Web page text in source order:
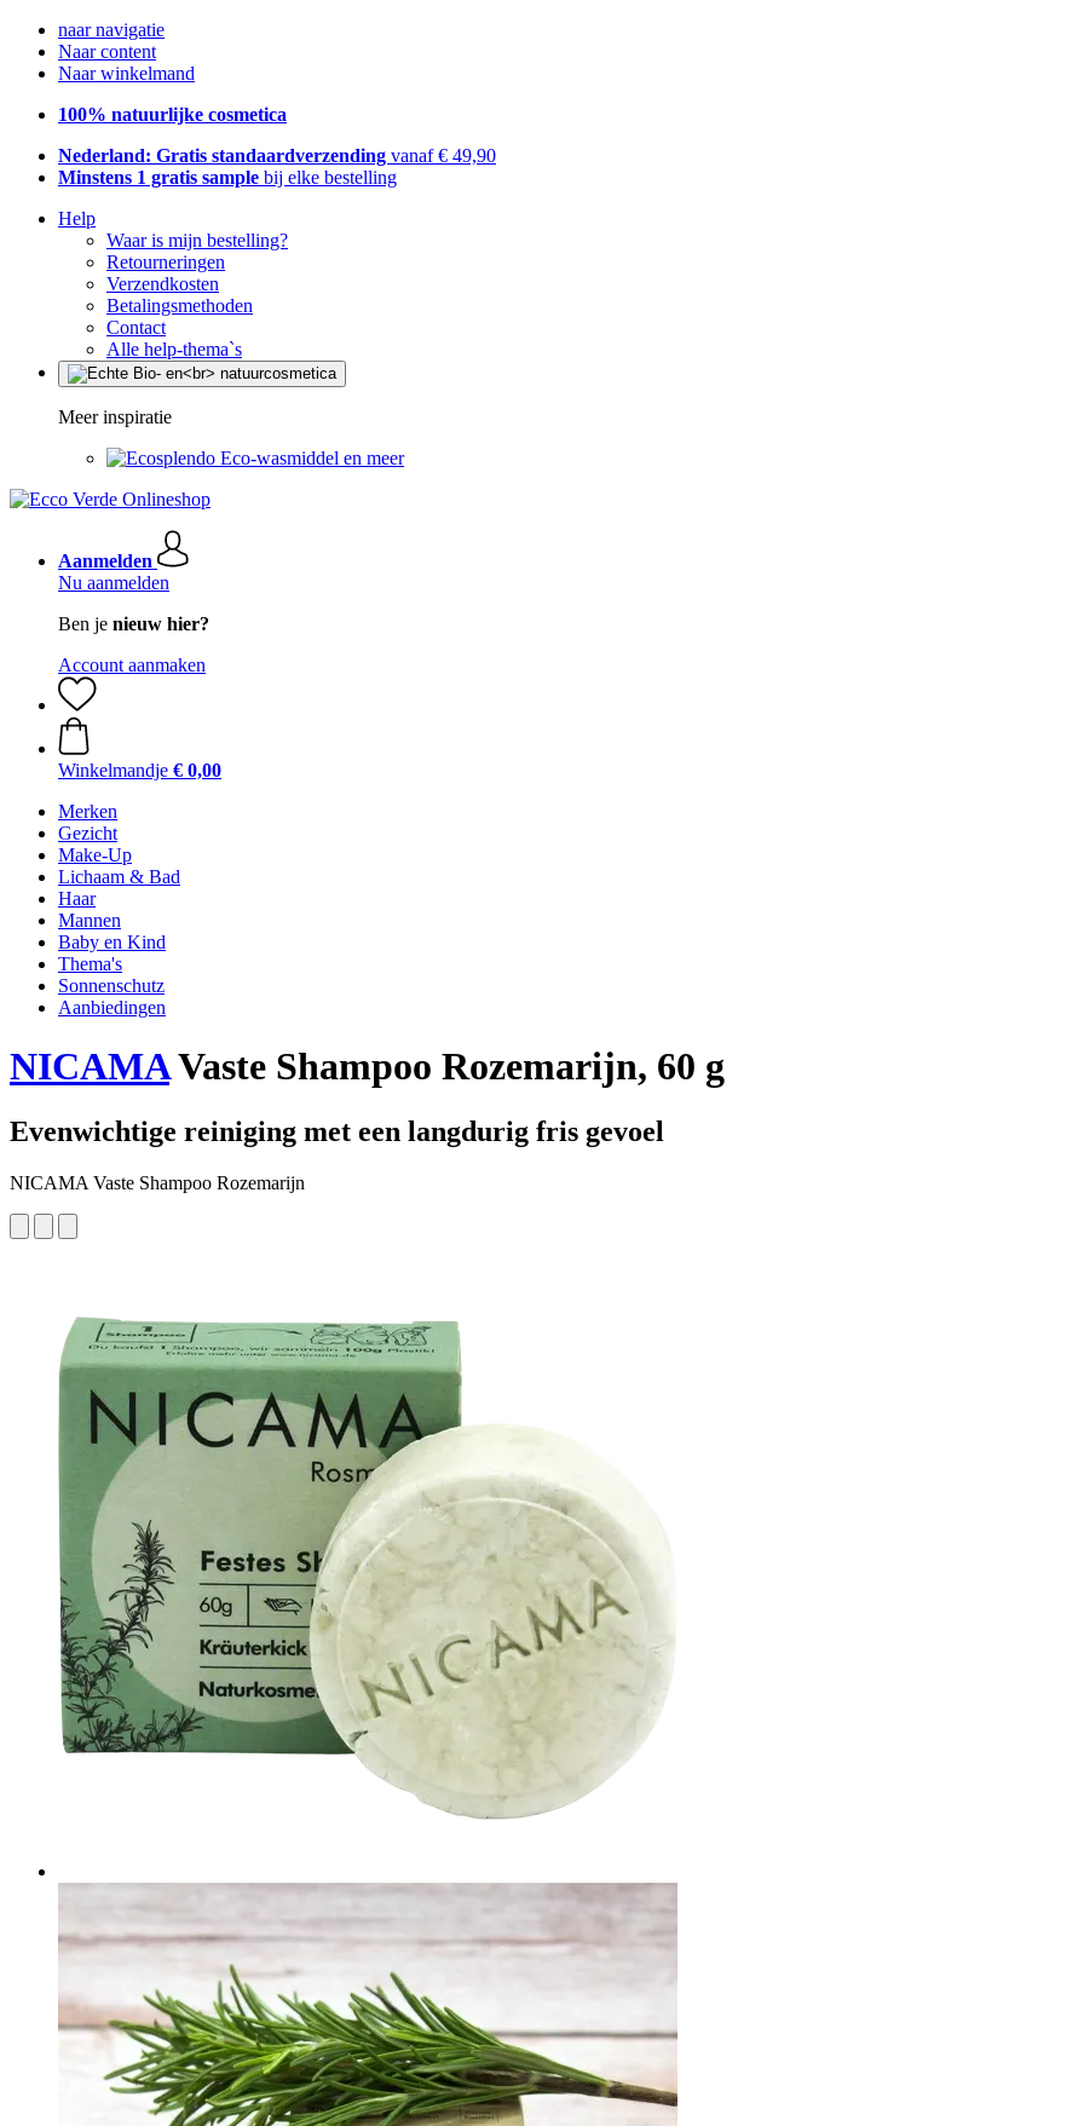
naar navigatie
Naar content
Naar winkelmand
100% natuurlijke cosmetica
Nederland: Gratis standaardverzending vanaf € 49,90
Minstens 1 gratis sample bij elke bestelling
Help
Waar is mijn bestelling?
Retourneringen
Verzendkosten
Betalingsmethoden
Contact
Alle help-thema`s
Meer inspiratie
Eco-wasmiddel en meer
Aanmelden
Nu aanmelden
Ben je nieuw hier?
Account aanmaken
Winkelmandje € 0,00
Merken
Gezicht
Make-Up
Lichaam & Bad
Haar
Mannen
Baby en Kind
Thema's
Sonnenschutz
Aanbiedingen
NICAMAVaste Shampoo Rozemarijn, 60 g
Evenwichtige reiniging met een langdurig fris gevoel
NICAMA Vaste Shampoo Rozemarijn